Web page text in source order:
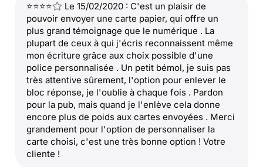
⭐⭐⭐⭐
Le 15/02/2020 : C'est un plaisir de
pouvoir envoyer une carte papier, qui offre un
plus grand témoignage que le numérique . La
plupart de ceux à qui j'écris reconnaissent même
mon écriture grâce aux choix possible d'une
police personnalisée . Un petit bémol, je suis pas
très attentive sûrement, l'option pour enlever le
bloc réponse, je l'oublie à chaque fois . Pardon
pour la pub, mais quand je l'enlève cela donne
encore plus de poids aux cartes envoyées . Merci
grandement pour l'option de personnaliser la
carte choisi, c'est une très bonne option ! Votre
cliente !